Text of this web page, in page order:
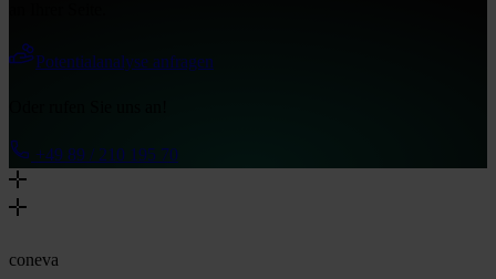
Potentialanalyse anfragen
+49 89 / 210 195 70
coneva